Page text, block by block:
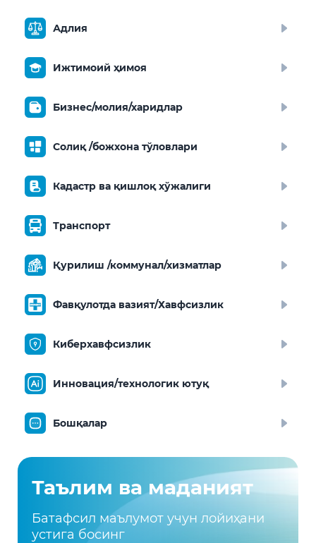
Адлия
Ижтимоий ҳимоя
Бизнес/молия/харидлар
Солиқ /божхона тўловлари
Кадастр ва қишлоқ хўжалиги
Транспорт
Қурилиш /коммунал/хизматлар
Фавқулотда вазият/Хавфсизлик
Киберхавфсизлик
Инновация/технологик ютуқ
Бошқалар
Таълим ва маданият
Батафсил маълумот учун лойиҳани
устига босинг